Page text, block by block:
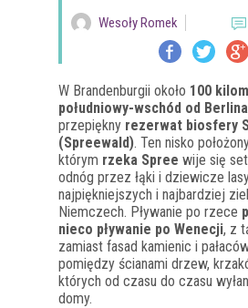
Wesoły Romek
W Brandenburgii około 100
południowy-wschód od Berlina
przepiękny rezerwat biosfery
(Spreewald). Ten nisko
którym rzeka Spree wije się
odnóg przez łąki i dziewicze
najpiękniejszych i najbardziej
Niemczech. Pływanie po rzece
nieco pływanie po Wenecji, z
zamiast fasad kamienic i
pomiędzy ścianami drzew,
których od czasu do czasu
domy.